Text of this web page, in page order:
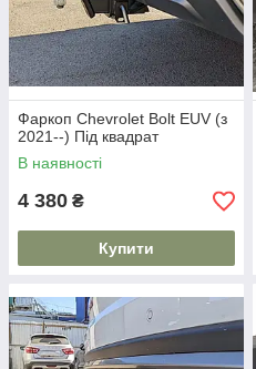
Фаркоп Chevrolet Bolt EUV (з
2021--) Під квадрат
В наявності
4 380 ₴
Купити